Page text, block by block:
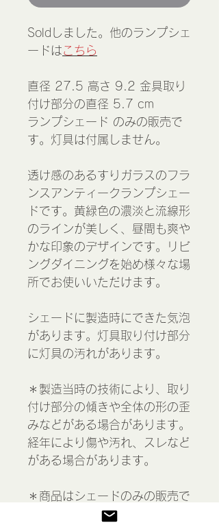
Soldしました。他のランプシェ
ードはこちら
直径 27.5 高さ 9.2 金具取り
付け部分の直径 5.7 cm
ランプシェード のみの販売で
す。灯具は付属しません。
透け感のあるすりガラスのフラ
ンスアンティークランプシェー
ドです。黄緑色の濃淡と流線形
のラインが美しく、昼間も爽や
かな印象のデザインです。リビ
ングダイニングを始め様々な場
所でお使いいただけます。
シェードに製造時にできた気泡
があります。灯具取り付け部分
に灯具の汚れがあります。
＊製造当時の技術により、取り
付け部分の傾きや全体の形の歪
みなどがある場合があります。
経年により傷や汚れ、スレなど
がある場合があります。
＊商品はシェードのみの販売で
す。市販のE17用ギャラリー付